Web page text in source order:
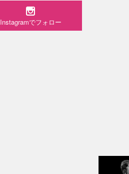
Instagramでフォロー